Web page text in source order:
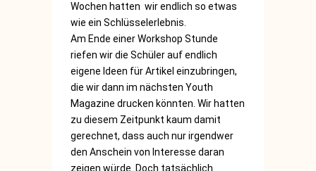
Wochen hatten wir endlich so etwas
wie ein Schlüsselerlebnis.
Am Ende einer Workshop Stunde
riefen wir die Schüler auf endlich
eigene Ideen für Artikel einzubringen,
die wir dann im nächsten Youth
Magazine drucken könnten. Wir hatten
zu diesem Zeitpunkt kaum damit
gerechnet, dass auch nur irgendwer
den Anschein von Interesse daran
zeigen würde. Doch tatsächlich